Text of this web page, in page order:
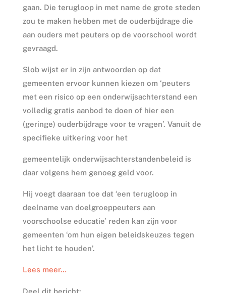
gaan. Die terugloop in met name de grote steden
zou te maken hebben met de ouderbijdrage die
aan ouders met peuters op de voorschool wordt
gevraagd.
Slob wijst er in zijn antwoorden op dat
gemeenten ervoor kunnen kiezen om ‘peuters
met een risico op een onderwijsachterstand een
volledig gratis aanbod te doen of hier een
(geringe) ouderbijdrage voor te vragen’. Vanuit de
specifieke uitkering voor het
gemeentelijk onderwijsachterstandenbeleid is
daar volgens hem genoeg geld voor.
Hij voegt daaraan toe dat ‘een terugloop in
deelname van doelgroeppeuters aan
voorschoolse educatie’ reden kan zijn voor
gemeenten ‘om hun eigen beleidskeuzes tegen
het licht te houden’.
Lees meer…
Deel dit bericht: